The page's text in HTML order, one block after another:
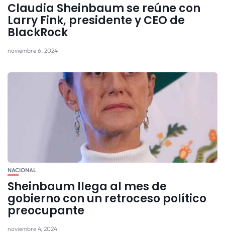
Claudia Sheinbaum se reúne con
Larry Fink, presidente y CEO de
BlackRock
noviembre 6, 2024
NACIONAL
Sheinbaum llega al mes de
gobierno con un retroceso político
preocupante
noviembre 4, 2024